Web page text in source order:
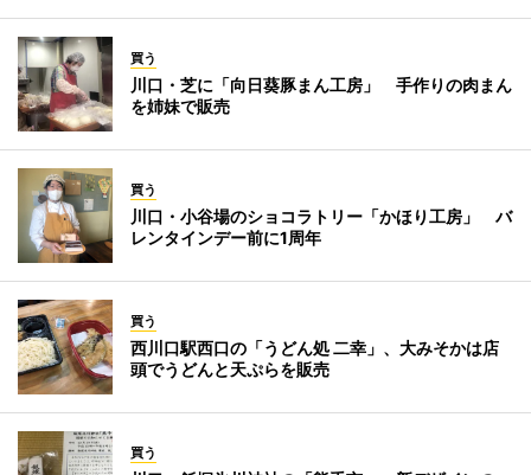
買う
川口・芝に「向日葵豚まん工房」 手作りの肉まん
を姉妹で販売
買う
川口・小谷場のショコラトリー「かほり工房」 バ
レンタインデー前に1周年
買う
西川口駅西口の「うどん処 二幸」、大みそかは店
頭でうどんと天ぷらを販売
買う